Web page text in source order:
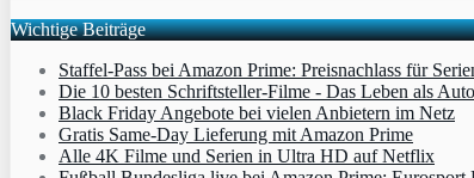
Wichtige Beiträge
Staffel-Pass bei Amazon Prime: Preisnachlass für
Die 10 besten Schriftsteller-Filme - Das Leben als
Black Friday Angebote bei vielen Anbietern im Netz
Gratis Same-Day Lieferung mit Amazon Prime
Alle 4K Filme und Serien in Ultra HD auf Netflix